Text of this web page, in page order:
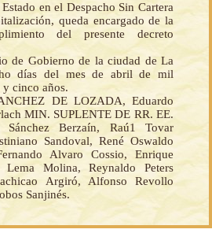
en el Despacho Sin Cartera
queda encargado de la
del presente decreto
de Gobierno de la ciudad de La
días del mes de abril de mil
cinco años.
DE LOZADA, Eduardo
MIN. SUPLENTE DE RR. EE.
Berzaín, Raú1 Tovar
Sandoval, René Oswaldo
Alvaro Cossio, Enrique
Molina, Reynaldo Peters
Argiró, Alfonso Revollo
Sanjinés.